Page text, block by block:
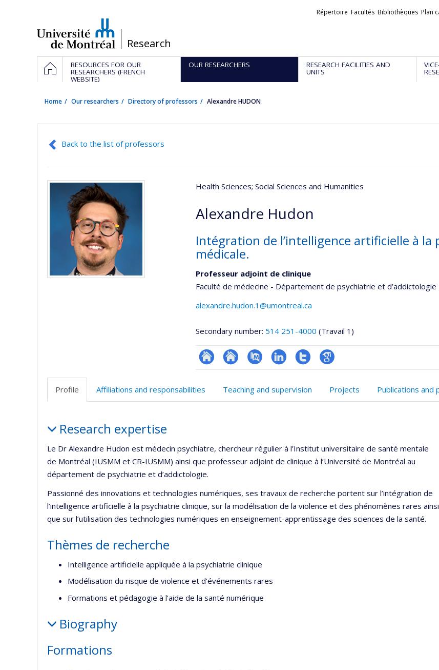
/Research
Liens
Répertoire Facultés Bibliothèques Plan
Navigation
principale
HOMERESOURCES FOR OUR
RESEARCHERS (FRENCH
WEBSITE)
OUR RESEARCHERS RESEARCH FACILITIES AND
UNITS
Home Our researchers Directory of professors Alexandre HUDON
Back to the list of professors
Health Sciences; Social Sciences and Humanities
Alexandre Hudon
Intégration de l’intelligence artificielle à
médicale.
Professeur adjoint de clinique
Faculté de médecine - Département de psychiatrie et d’addictologie
alexandre.hudon.1@umontreal.ca
Secondary number: 514 251-4000 (Travail 1)
ResearchGate
Site
PubMedLinkedInCompteGoogle
Profile Affiliations and responsabilities Teaching and supervision Projects Publications and
Research expertise
Le Dr Alexandre Hudon est médecin psychiatre, chercheur régulier à l’Institut universitaire de santé mentale
de Montréal (IUSMM et CR-IUSMM) ainsi que professeur adjoint de clinique à l’Université de Montréal au
département de psychiatrie et d’addictologie.
Passionné des innovations et technologies numériques, ses travaux de recherche portent sur l’intégration de
l’intelligence artificielle à la psychiatrie clinique, sur la modélisation de la violence et des phénomènes rares ainsi
que sur l’utilisation des technologies numériques en enseignement-apprentissage des sciences de la santé.
Thèmes de recherche
Intelligence artificielle appliquée à la psychiatrie clinique
Modélisation du risque de violence et d’événements rares
Formations et pédagogie à l’aide de la santé numérique
Biography
Formations